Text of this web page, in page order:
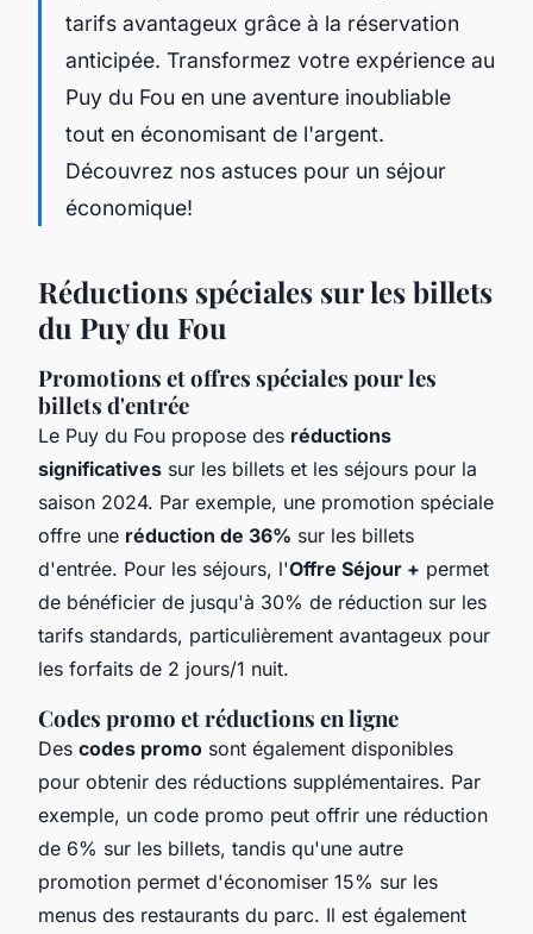
tarifs avantageux grâce à la réservation
anticipée. Transformez votre expérience au
Puy du Fou en une aventure inoubliable
tout en économisant de l'argent.
Découvrez nos astuces pour un séjour
économique!
Réductions spéciales sur les billets
du Puy du Fou
Promotions et offres spéciales pour les
billets d'entrée
Le Puy du Fou propose des réductions
significatives sur les billets et les séjours pour la
saison 2024. Par exemple, une promotion spéciale
offre une réduction de 36% sur les billets
d'entrée. Pour les séjours, l'Offre Séjour + permet
de bénéficier de jusqu'à 30% de réduction sur les
tarifs standards, particulièrement avantageux pour
les forfaits de 2 jours/1 nuit.
Codes promo et réductions en ligne
Des codes promo sont également disponibles
pour obtenir des réductions supplémentaires. Par
exemple, un code promo peut offrir une réduction
de 6% sur les billets, tandis qu'une autre
promotion permet d'économiser 15% sur les
menus des restaurants du parc. Il est également